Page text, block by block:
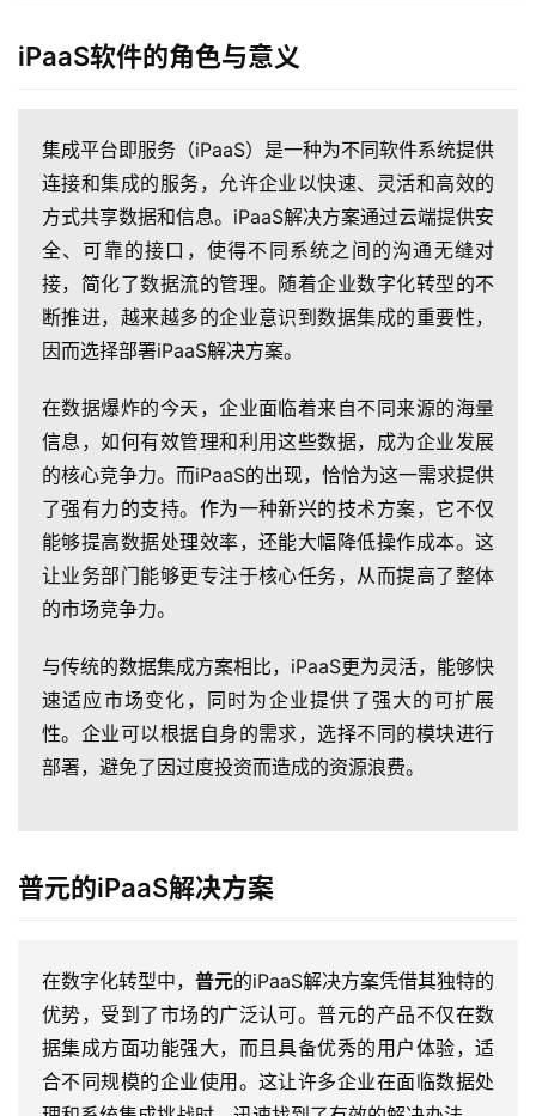
iPaaS软件的角色与意义
集成平台即服务（iPaaS）是一种为不同软件系统提供
连接和集成的服务，允许企业以快速、灵活和高效的
方式共享数据和信息。iPaaS解决方案通过云端提供安
全、可靠的接口，使得不同系统之间的沟通无缝对
接，简化了数据流的管理。随着企业数字化转型的不
断推进，越来越多的企业意识到数据集成的重要性，
因而选择部署iPaaS解决方案。
在数据爆炸的今天，企业面临着来自不同来源的海量
信息，如何有效管理和利用这些数据，成为企业发展
的核心竞争力。而iPaaS的出现，恰恰为这一需求提供
了强有力的支持。作为一种新兴的技术方案，它不仅
能够提高数据处理效率，还能大幅降低操作成本。这
让业务部门能够更专注于核心任务，从而提高了整体
的市场竞争力。
与传统的数据集成方案相比，iPaaS更为灵活，能够快
速适应市场变化，同时为企业提供了强大的可扩展
性。企业可以根据自身的需求，选择不同的模块进行
部署，避免了因过度投资而造成的资源浪费。
普元的iPaaS解决方案
在数字化转型中， 普元的iPaaS解决方案凭借其独特的
优势，受到了市场的广泛认可。普元的产品不仅在数
据集成方面功能强大，而且具备优秀的用户体验，适
合不同规模的企业使用。这让许多企业在面临数据处